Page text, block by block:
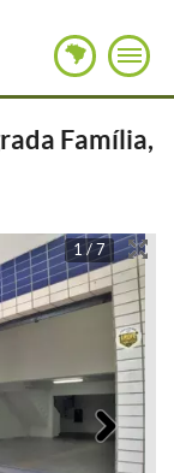
Família,
1 / 7